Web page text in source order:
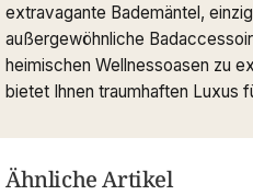
extravagante Bademäntel,
außergewöhnliche
heimischen Wellnessoasen zu
bietet Ihnen traumhaften Luxus
Ähnliche Artikel